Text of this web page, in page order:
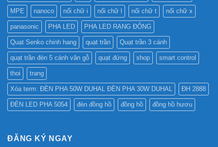
MPE nanoco nối chữ i nối chữ l nối chữ t nối chữ x
panasonic PHA LED PHA LED RẠNG ĐÔNG
Quạt Senko chinh hang quạt trần Quạt trần 3 cánh
quạt trần đèn 5 cánh vân gỗ quạt đứng shop smart control
thoi trang
Xóa term: ĐÈN PHA 50W DUHAL ĐÈN PHA 30W DUHAL ĐH 2888
ĐÈN LED PHA 5054 đèn đồng hồ đồng hồ đồng hồ hươu
ĐĂNG KÝ NGAY